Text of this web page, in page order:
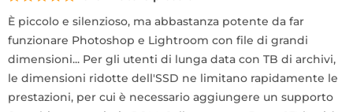
È piccolo e silenzioso, ma abbastanza potente da far
funzionare Photoshop e Lightroom con file di grandi
dimensioni... Per gli utenti di lunga data con TB di archivi,
le dimensioni ridotte dell'SSD ne limitano rapidamente le
prestazioni, per cui è necessario aggiungere un supporto